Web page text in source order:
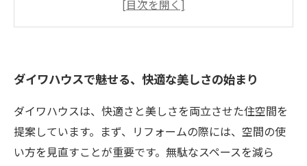
ダイワハウスで魅せる、快適な美しさの始まり
ダイワハウスは、快適さと美しさを両立させた住空間を
提案しています。まず、リフォームの際には、空間の使
い方を見直すことが重要です。無駄なスペースを減ら